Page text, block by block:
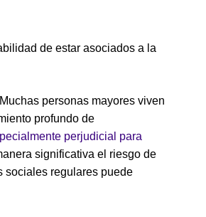
de estar asociados a la
Muchas personas mayores viven
profundo de
perjudicial para
significativa el riesgo de
sociales regulares puede